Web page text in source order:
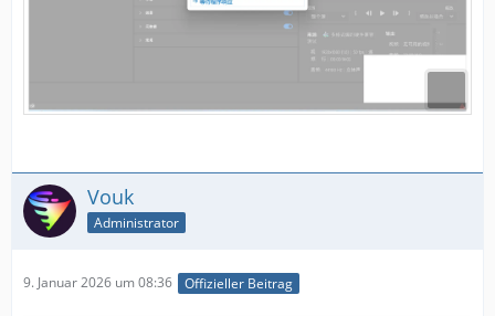
Vouk
Administrator
9. Januar 2026 um 08:36 Offizieller Beitrag